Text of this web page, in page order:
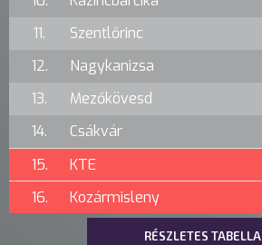
11.
Szentlőrinc
12.
Nagykanizsa
13.
Mezőkövesd
14.
Csákvár
15.
KTE
16.
Kozármisleny
RÉSZLETES TABELLA